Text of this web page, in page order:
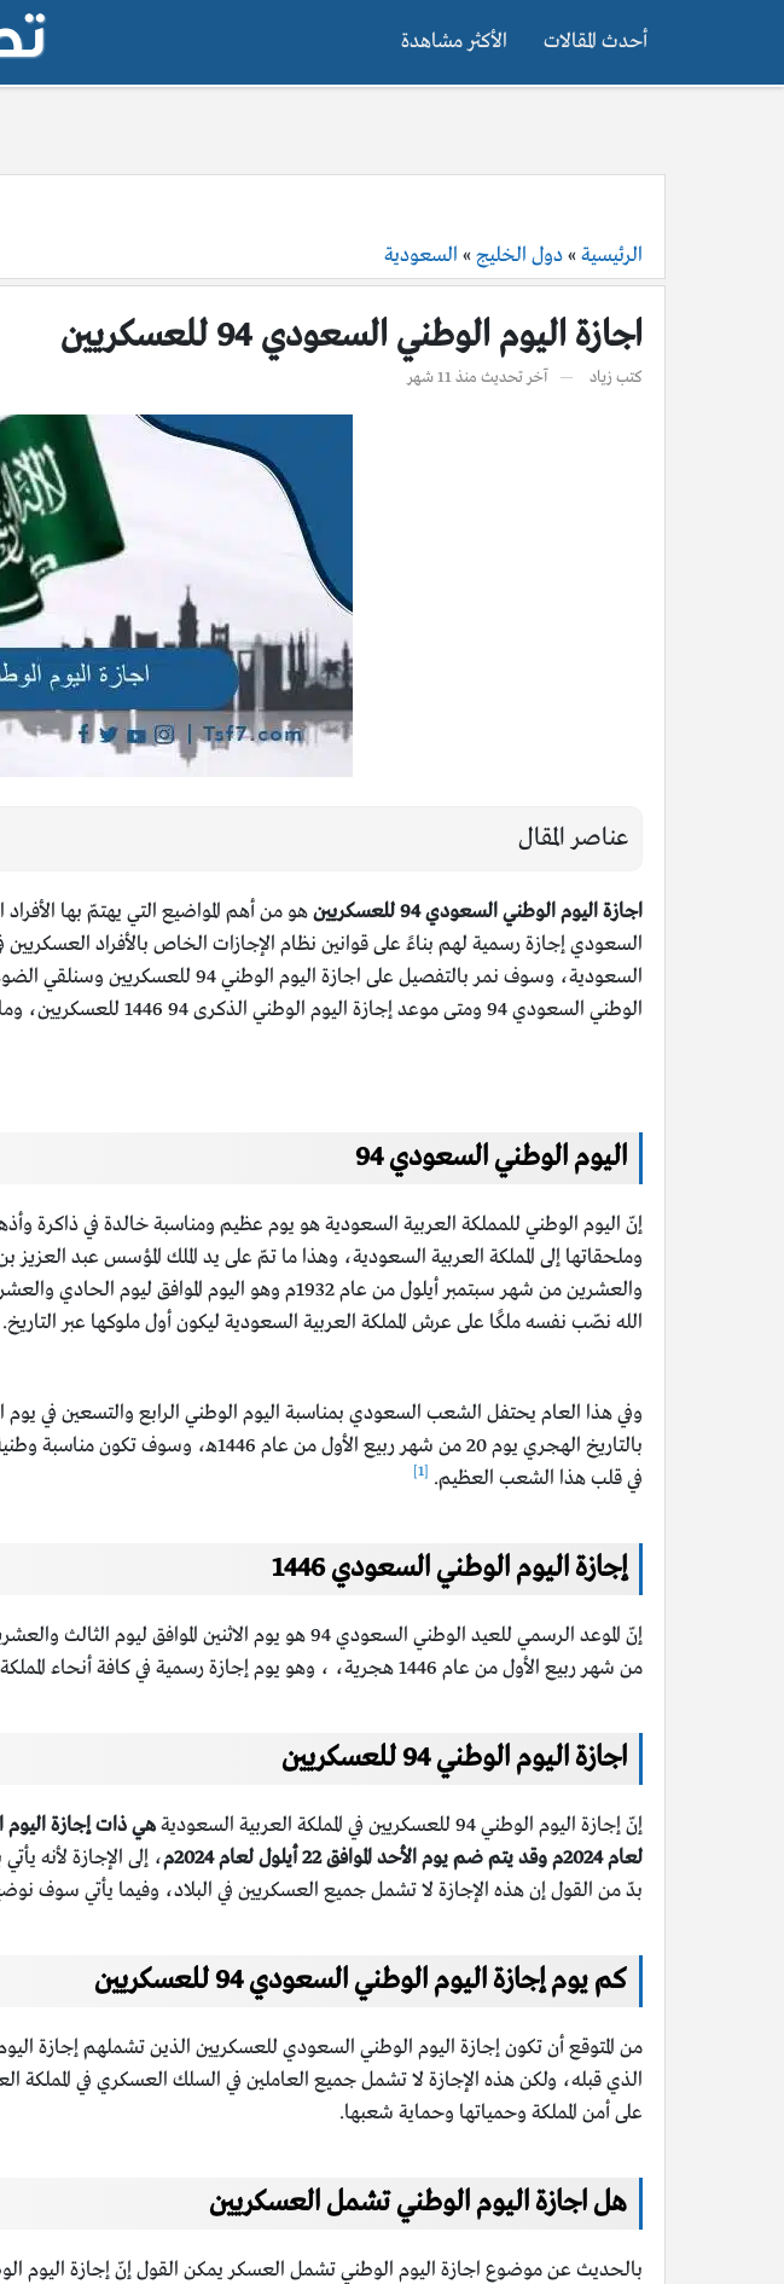
أحدث المقالات الأكثر مشاهدة
الرئيسية »دول الخليج » السعودية
اجازة اليوم الوطني السعودي 94 للعسكريين
كتب زياد آخر تحديث منذ 11 شهر
عناصر المقال
اجازة اليوم الوطني السعودي 94 للعسكريين
هو من أهم المواضيع التي يهتمّ بها
السعودي إجازة رسمية لهم بناءً على قوانين نظام الإجازات الخاص بالأفراد
السعودية، وسوف نمر بالتفصيل على
الوطني السعودي 94 ومتى موعد إجازة اليوم الوطني الذكرى 94 1446 للعسكريين، وما إلى هنالك من معلومات.
اليوم الوطني السعودي 94
إنّ اليوم الوطني للمملكة العربية السعودية هو يوم عظيم ومناسبة خالدة في ذاكرة
وملحقاتها إلى المملكة العربية السعودية، وهذا ما تمّ على يد الملك المؤسس عبد
الله نصّب نفسه ملكًا على عرش المملكة العربية السعودية ليكون أول ملوكها عبر التاريخ.
بالتاريخ الهجري يوم 20 من شهر ربيع
في قلب هذا الشعب العظيم. [1]
إجازة اليوم الوطني السعودي 1446
من شهر ربيع الأول من عام 1446 هجرية، ، وهو يوم إجازة رسمية في كافة أنحاء المملكة العربية السعودية.
اجازة اليوم الوطني 94 للعسكريين
إنّ إجازة اليوم الوطني 94 للعسكريين في المملكة العربية السعودية هي
لعام 2024م وقد يتم ضم يوم الأحد الموافق 22 أيلول لعام 2024م
، إلى الإجازة لأنه
بدّ من القول إن هذه الإجازة لا تشمل جميع العسكريين في البلاد، وفيما يأتي سوف
كم يوم إجازة اليوم الوطني السعودي 94 للعسكريين
الذي قبله، ولكن هذه الإجازة لا تشمل جميع العاملين في السلك العسكري في المملكة
على أمن المملكة وحمياتها وحماية شعبها.
هل اجازة اليوم الوطني تشمل العسكريين